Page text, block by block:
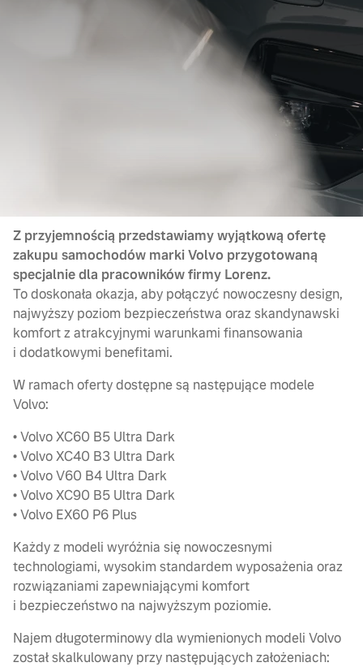
Z przyjemnością przedstawiamy wyjątkową ofertę
zakupu samochodów marki Volvo przygotowaną
specjalnie dla pracowników firmy Lorenz.
To doskonała okazja, aby połączyć nowoczesny design,
najwyższy poziom bezpieczeństwa oraz skandynawski
komfort z atrakcyjnymi warunkami finansowania
i dodatkowymi benefitami.
W ramach oferty dostępne są następujące modele
Volvo:
• Volvo XC60 B5 Ultra Dark
• Volvo XC40 B3 Ultra Dark
• Volvo V60 B4 Ultra Dark
• Volvo XC90 B5 Ultra Dark
• Volvo EX60 P6 Plus
Każdy z modeli wyróżnia się nowoczesnymi
technologiami, wysokim standardem wyposażenia oraz
rozwiązaniami zapewniającymi komfort
i bezpieczeństwo na najwyższym poziomie.
Najem długoterminowy dla wymienionych modeli Volvo
został skalkulowany przy następujących założeniach: